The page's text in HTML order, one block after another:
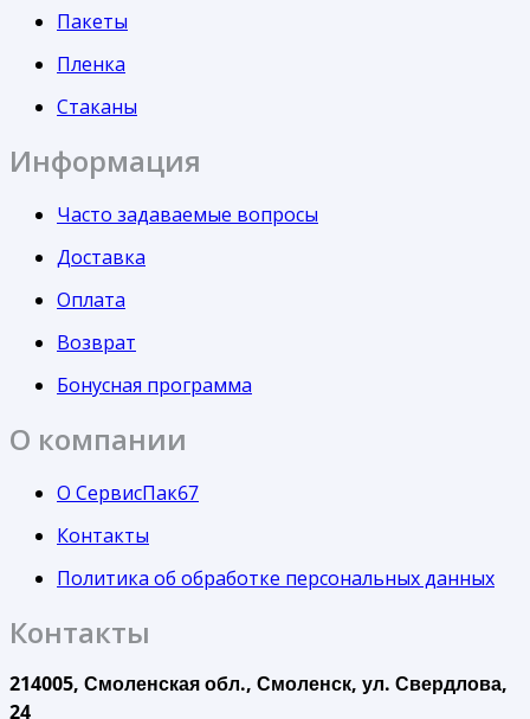
Пакеты
Пленка
Стаканы
Информация
Часто задаваемые вопросы
Доставка
Оплата
Возврат
Бонусная программа
О компании
О СервисПак67
Контакты
Политика об обработке персональных данных
Контакты
214005, Смоленская обл., Смоленск, ул. Свердлова,
24